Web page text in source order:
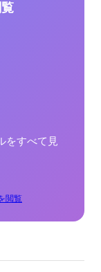
をすべて見
閲覧